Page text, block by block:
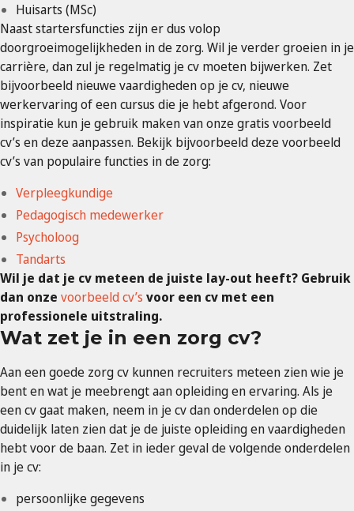
Huisarts (MSc)
Naast startersfuncties zijn er dus volop
doorgroeimogelijkheden in de zorg. Wil je verder groeien in je
carrière, dan zul je regelmatig je cv moeten bijwerken. Zet
bijvoorbeeld nieuwe vaardigheden op je cv, nieuwe
werkervaring of een cursus die je hebt afgerond. Voor
inspiratie kun je gebruik maken van onze gratis voorbeeld
cv’s en deze aanpassen. Bekijk bijvoorbeeld deze voorbeeld
cv’s van populaire functies in de zorg:
Verpleegkundige
Pedagogisch medewerker
Psycholoog
Tandarts
Wil je dat je cv meteen de juiste lay-out heeft? Gebruik
dan onze voorbeeld cv’s voor een cv met een
professionele uitstraling.
Wat zet je in een zorg cv?
Aan een goede zorg cv kunnen recruiters meteen zien wie je
bent en wat je meebrengt aan opleiding en ervaring. Als je
een cv gaat maken, neem in je cv dan onderdelen op die
duidelijk laten zien dat je de juiste opleiding en vaardigheden
hebt voor de baan. Zet in ieder geval de volgende onderdelen
in je cv:
persoonlijke gegevens